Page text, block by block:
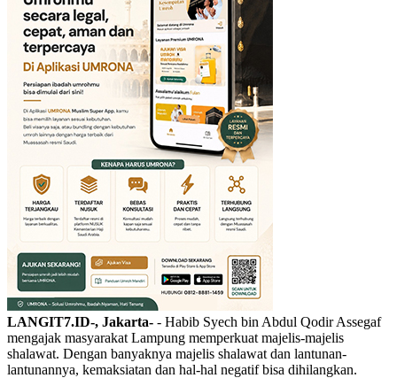
LANGIT7.ID-, Jakarta- - Habib Syech bin Abdul Qodir Assegaf
mengajak masyarakat Lampung memperkuat majelis-majelis
shalawat. Dengan banyaknya majelis shalawat dan lantunan-
lantunannya, kemaksiatan dan hal-hal negatif bisa dihilangkan.